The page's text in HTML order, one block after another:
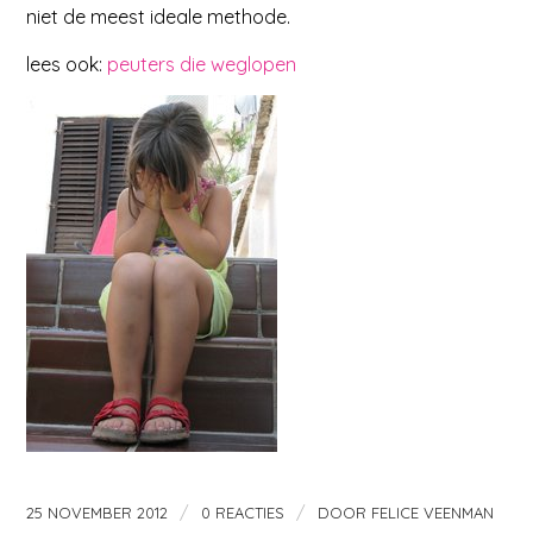
niet de meest ideale methode.
lees ook: peuters die weglopen
25 NOVEMBER 2012 / 0 REACTIES / DOOR FELICE VEENMAN